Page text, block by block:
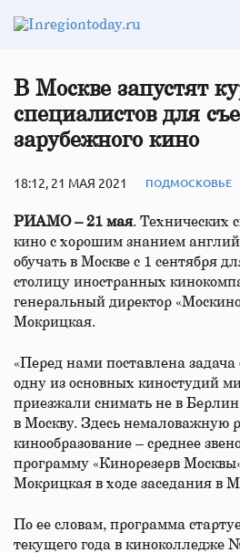
В Москве запустят
специалистов для
зарубежного кино
18:12, 21 МАЯ 2021 ПОДМОСКОВЬЕ
РИАМО – 21 мая. Технических
кино с хорошим знанием
обучать в Москве с 1 сентября
столицу иностранных
генеральный директор
Мокрицкая.
«Перед нами поставлена
одну из основных киностудий
приезжали снимать не в
в Москву. Здесь немаловажную
кинообразование – среднее
программу «Кинорезерв
Мокрицкая в ходе заседания в
По ее словам, программа
текущего года в киноколледже